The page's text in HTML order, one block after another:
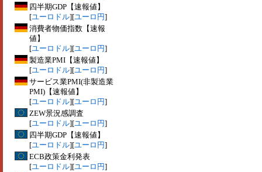
四半期GDP【速報値】
[ユーロドル][ユーロ円]
消費者物価指数【速報
値】
[ユーロドル][ユーロ円]
製造業PMI【速報値】
[ユーロドル][ユーロ円]
サービス業PMI(非製造業
PMI)【速報値】
[ユーロドル][ユーロ円]
ZEW景況感調査
[ユーロドル][ユーロ円]
四半期GDP【速報値】
[ユーロドル][ユーロ円]
ECB政策金利発表
[ユーロドル][ユーロ円]